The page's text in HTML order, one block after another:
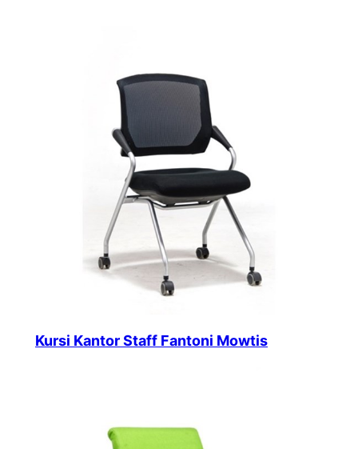
Kursi Kantor Staff Fantoni Mowtis